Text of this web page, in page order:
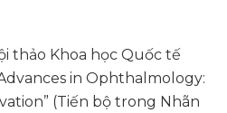
thảo Khoa học Quốc tế
in Ophthalmology:
(Tiến bộ trong Nhãn